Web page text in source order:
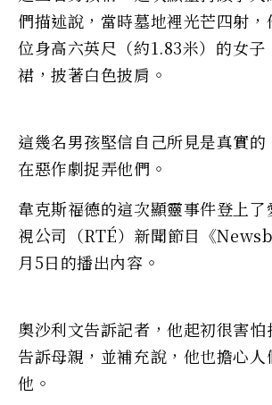
們描述說，當時墓地裡光芒四射，
位身高六英尺（約1.83米）的女子
裙，披著白色披肩。
這幾名男孩堅信自己所見是真實的
在惡作劇捉弄他們。
韋克斯福德的這次顯靈事件登上了
視公司（RTÉ）新聞節目《
月5日的播出內容。
奧沙利文告訴記者，他起初很害怕
告訴母親，並補充說，他也擔心人
他。